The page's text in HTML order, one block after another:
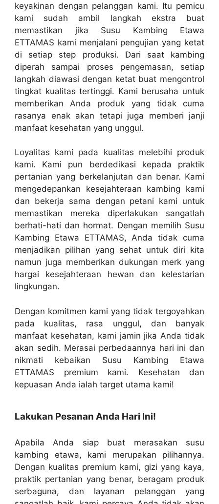
keyakinan dengan pelanggan kami. Itu pemicu
kami sudah ambil langkah ekstra buat
memastikan jika Susu Kambing Etawa
ETTAMAS kami menjalani pengujian yang ketat
di setiap step produksi. Dari saat kambing
diperah sampai proses pengemasan, setiap
langkah diawasi dengan ketat buat mengontrol
tingkat kualitas tertinggi. Kami berusaha untuk
memberikan Anda produk yang tidak cuma
rasanya enak akan tetapi juga memberi janji
manfaat kesehatan yang unggul.
Loyalitas kami pada kualitas melebihi produk
kami. Kami pun berdedikasi kepada praktik
pertanian yang berkelanjutan dan benar. Kami
mengedepankan kesejahteraan kambing kami
dan bekerja sama dengan petani kami untuk
memastikan mereka diperlakukan sangatlah
berhati-hati dan hormat. Dengan memilih Susu
Kambing Etawa ETTAMAS, Anda tidak cuma
menjadikan pilihan yang sehat untuk diri kita
namun juga memberikan dukungan merk yang
hargai kesejahteraan hewan dan kelestarian
lingkungan.
Dengan komitmen kami yang tidak tergoyahkan
pada kualitas, rasa unggul, dan banyak
manfaat kesehatan, kami jamin jika Anda tidak
akan sedih. Merasai perbedaannya hari ini dan
nikmati kebaikan Susu Kambing Etawa
ETTAMAS premium kami. Kesehatan dan
kepuasan Anda ialah target utama kami!
Lakukan Pesanan Anda Hari Ini!
Apabila Anda siap buat merasakan susu
kambing etawa, kami merupakan pilihannya.
Dengan kualitas premium kami, gizi yang kaya,
praktik pertanian yang benar, beragam produk
serbaguna, dan layanan pelanggan yang